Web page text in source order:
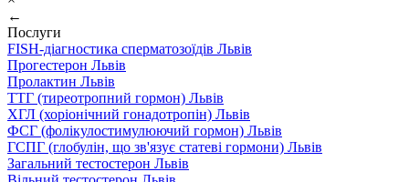
←
Послуги
FISH-діагностика сперматозоїдів Львів
Прогестерон Львів
Пролактин Львів
ТТГ (тиреотропний гормон) Львів
ХГЛ (хоріонічний гонадотропін) Львів
ФСГ (фолікулостимулюючий гормон) Львів
ГСПГ (глобулін, що зв'язує статеві гормони) Львів
Загальний тестостерон Львів